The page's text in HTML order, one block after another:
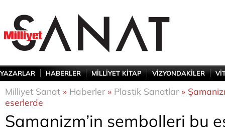
YAZARLAR HABERLER MİLLİYET KİTAP VİZYONDAKİLER
Milliyet Sanat » Haberler» Plastik Sanatlar»
eserlerde
Şamanizm’in sembolleri bu